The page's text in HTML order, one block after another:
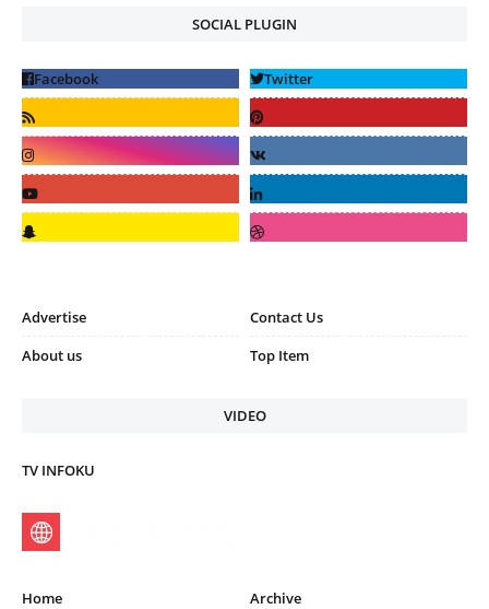
SOCIAL PLUGIN
Advertise
Contact Us
About us
Top Item
VIDEO
TV INFOKU
Home
Archive